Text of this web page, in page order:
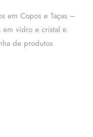
em Copos e Taças –
vidro e cristal e
de produtos